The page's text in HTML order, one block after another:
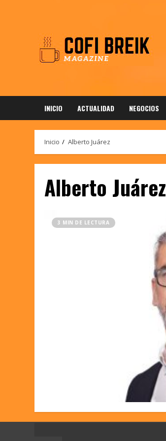
INICIO ACTUALIDAD NEGOCIOS
Inicio Alberto Juárez
Alberto Juárez
3 MIN DE LECTURA